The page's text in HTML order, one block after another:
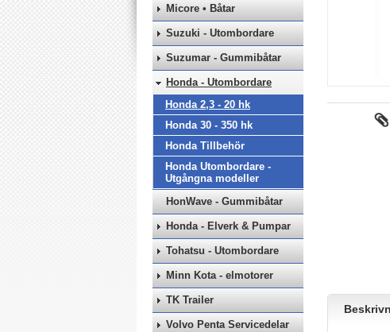
Micore • Båtar
Suzuki - Utombordare
Suzumar - Gummibåtar
Honda - Utombordare
Honda 2,3 - 20 hk
Honda 30 - 350 hk
Honda Tillbehör
Honda Utombordare -
Utgångna modeller
HonWave - Gummibåtar
Honda - Elverk & Pumpar
Tohatsu - Utombordare
Minn Kota - elmotorer
TK Trailer
Volvo Penta Servicedelar